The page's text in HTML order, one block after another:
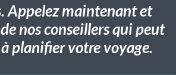
Appelez maintenant et
nos conseillers qui peut
planifier votre voyage.